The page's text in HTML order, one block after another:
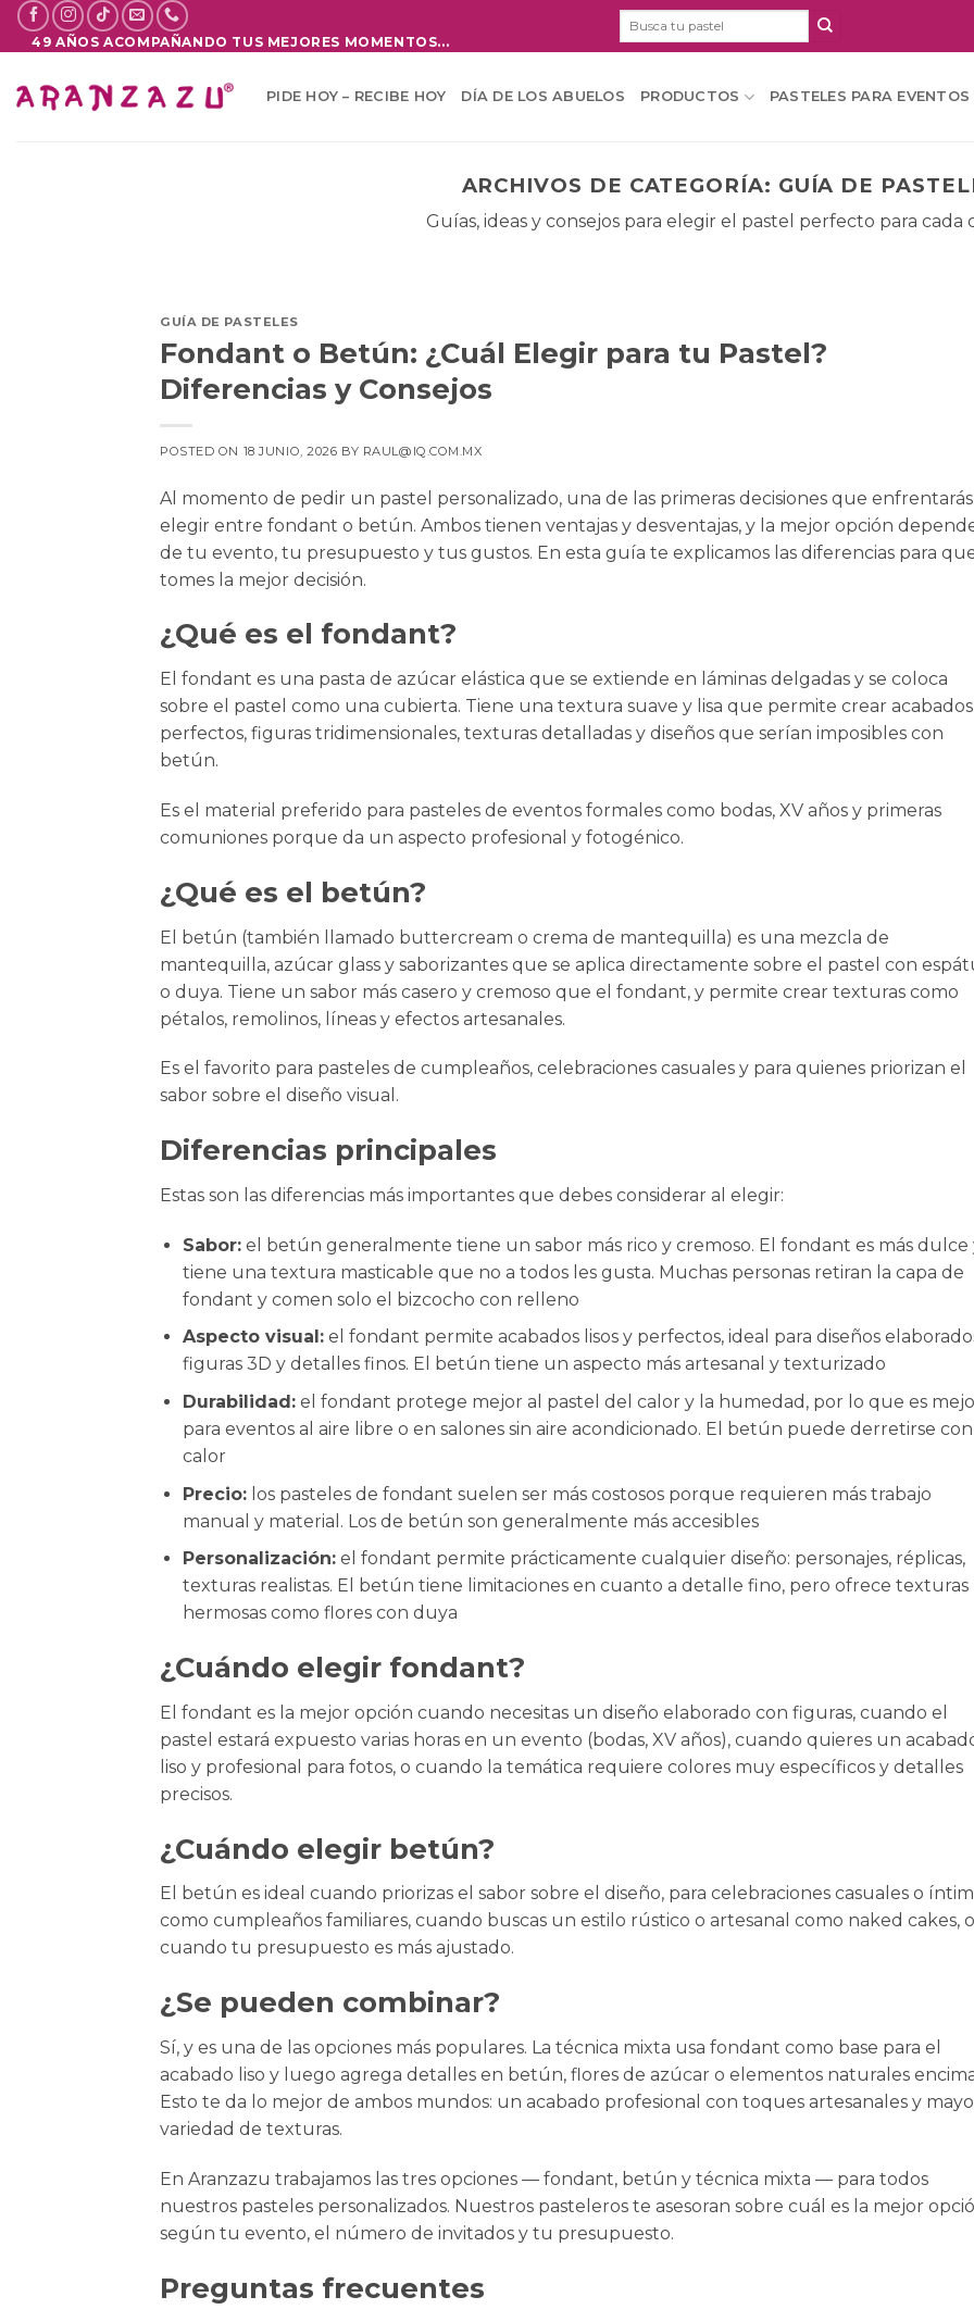
Saltar
49 AÑOS ACOMPAÑANDO TUS MEJORES MOMENTOS...
PIDE HOY – RECIBE HOY DÍA DE LOS ABUELOS PRODUCTOS PASTELES PARA EVENTOS
ARCHIVOS DE CATEGORÍA: GUÍA DE
Guías, ideas y consejos para elegir el pastel perfecto para cada
GUÍA DE PASTELES
Fondant o Betún: ¿Cuál Elegir para tu Pastel?
Diferencias y Consejos
POSTED ON 18 JUNIO, 2026 BY RAUL@IQ.COM.MX
Al momento de pedir un pastel personalizado, una de las primeras decisiones que enfrentarás
elegir entre fondant o betún. Ambos tienen ventajas y desventajas, y la mejor opción
de tu evento, tu presupuesto y tus gustos. En esta guía te explicamos las diferencias para
tomes la mejor decisión.
¿Qué es el fondant?
El fondant es una pasta de azúcar elástica que se extiende en láminas delgadas y se coloca
sobre el pastel como una cubierta. Tiene una textura suave y lisa que permite crear acabados
perfectos, figuras tridimensionales, texturas detalladas y diseños que serían imposibles con
betún.
Es el material preferido para pasteles de eventos formales como bodas, XV años y primeras
comuniones porque da un aspecto profesional y fotogénico.
¿Qué es el betún?
El betún (también llamado buttercream o crema de mantequilla) es una mezcla de
mantequilla, azúcar glass y saborizantes que se aplica directamente sobre el pastel con
o duya. Tiene un sabor más casero y cremoso que el fondant, y permite crear texturas como
pétalos, remolinos, líneas y efectos artesanales.
Es el favorito para pasteles de cumpleaños, celebraciones casuales y para quienes priorizan el
sabor sobre el diseño visual.
Diferencias principales
Estas son las diferencias más importantes que debes considerar al elegir:
Sabor:el betún generalmente tiene un sabor más rico y cremoso. El fondant es más dulce
tiene una textura masticable que no a todos les gusta. Muchas personas retiran la capa de
fondant y comen solo el bizcocho con relleno
Aspecto visual:el fondant permite acabados lisos y perfectos, ideal para diseños
figuras 3D y detalles finos. El betún tiene un aspecto más artesanal y texturizado
Durabilidad:el fondant protege mejor al pastel del calor y la humedad, por lo que es
para eventos al aire libre o en salones sin aire acondicionado. El betún puede derretirse con
calor
Precio:los pasteles de fondant suelen ser más costosos porque requieren más trabajo
manual y material. Los de betún son generalmente más accesibles
Personalización:el fondant permite prácticamente cualquier diseño: personajes, réplicas,
texturas realistas. El betún tiene limitaciones en cuanto a detalle fino, pero ofrece texturas
hermosas como flores con duya
¿Cuándo elegir fondant?
El fondant es la mejor opción cuando necesitas un diseño elaborado con figuras, cuando el
pastel estará expuesto varias horas en un evento (bodas, XV años), cuando quieres un
liso y profesional para fotos, o cuando la temática requiere colores muy específicos y detalles
precisos.
¿Cuándo elegir betún?
El betún es ideal cuando priorizas el sabor sobre el diseño, para celebraciones casuales o
como cumpleaños familiares, cuando buscas un estilo rústico o artesanal como naked cakes, o
cuando tu presupuesto es más ajustado.
¿Se pueden combinar?
Sí, y es una de las opciones más populares. La técnica mixta usa fondant como base para el
acabado liso y luego agrega detalles en betún, flores de azúcar o elementos naturales
Esto te da lo mejor de ambos mundos: un acabado profesional con toques artesanales y
variedad de texturas.
En Aranzazu trabajamos las tres opciones — fondant, betún y técnica mixta — para todos
nuestros pasteles personalizados. Nuestros pasteleros te asesoran sobre cuál es la mejor
según tu evento, el número de invitados y tu presupuesto.
Preguntas frecuentes